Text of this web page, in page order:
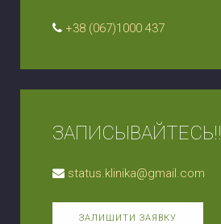
+38 (067)1000 437
ЗАПИСЫВАЙТЕСЬ!!
status.klinika@gmail.com
ЗАЛИШИТИ ЗАЯВКУ